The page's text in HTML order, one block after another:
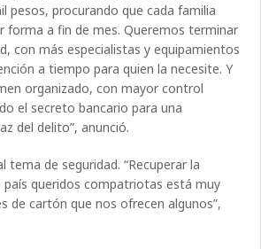
pesos, procurando que cada familia
forma a fin de mes. Queremos terminar
con más especialistas y equipamientos
a tiempo para quien la necesite. Y
organizado, con mayor control
el secreto bancario para una
del delito”, anunció.
tema de seguridad. “Recuperar la
país queridos compatriotas está muy
de cartón que nos ofrecen algunos”,